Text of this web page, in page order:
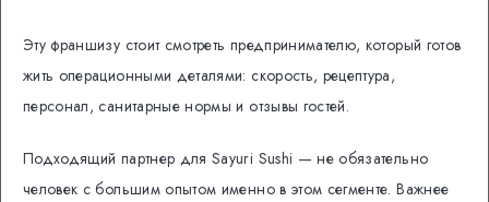
Эту франшизу стоит смотреть предпринимателю, который готов
жить операционными деталями: скорость, рецептура,
персонал, санитарные нормы и отзывы гостей.
Подходящий партнер для Sayuri Sushi — не обязательно
человек с большим опытом именно в этом сегменте. Важнее